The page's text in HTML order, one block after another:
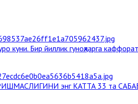
куни. Бир йиллик гуноҳларга
энг КАТТА 33 та